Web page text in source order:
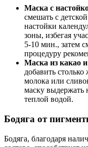
Маска с
смешать с
настойки
зоны, избегая
5-10 мин., затем
процедуру
Маска из какао
добавить
молока или
маску
теплой водой.
Бодяга от
Бодяга, благодаря